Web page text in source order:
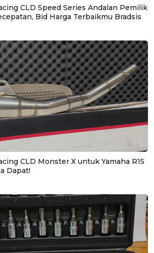
CLD Speed Series Andalan Pemilik
Bid Harga Terbaikmu Bradsis
CLD Monster X untuk Yamaha R15
Dapat!